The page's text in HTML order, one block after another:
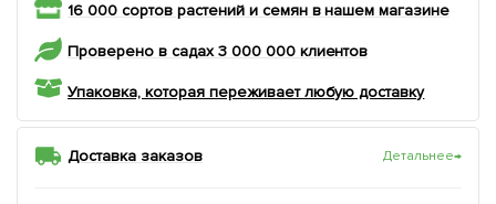
16 000 сортов растений и семян в нашем магазине
Проверено в садах 3 000 000 клиентов
Упаковка, которая переживает любую доставку
Доставка заказов Детальнее→